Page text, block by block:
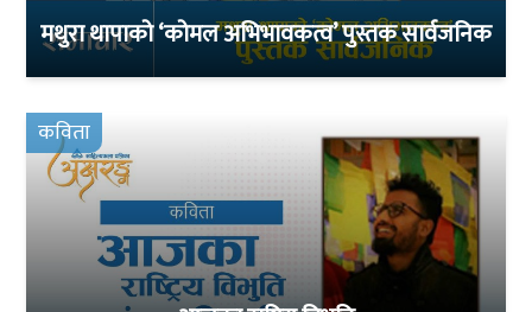
मथुरा थापाको ‘कोमल अभिभावकत्व’ पुस्तक सार्वजनिक
कविता